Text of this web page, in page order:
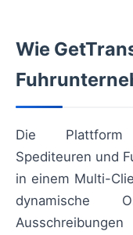
Wie
Die
Spediteuren und
in einem Multi-
dynamische